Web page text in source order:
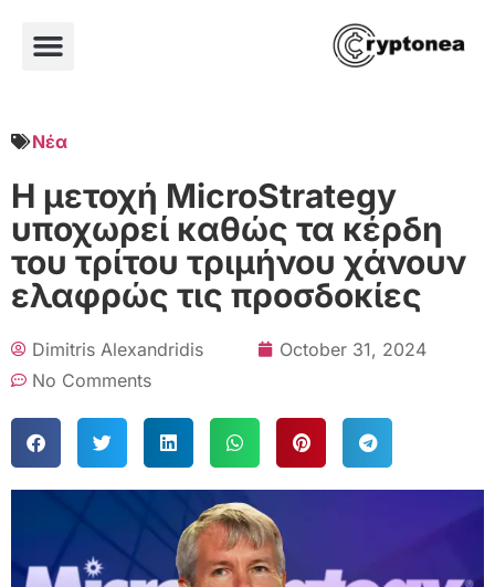
Νέα
Η μετοχή MicroStrategy
υποχωρεί καθώς τα κέρδη
του τρίτου τριμήνου χάνουν
ελαφρώς τις προσδοκίες
Dimitris Alexandridis
October 31, 2024
No Comments